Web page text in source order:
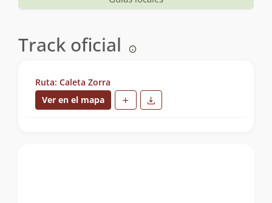
Track oficial
Ruta: Caleta Zorra
Ver en el mapa